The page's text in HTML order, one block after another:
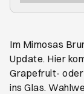
Im Mimosas
Update. Hier
Grapefruit-
ins Glas.